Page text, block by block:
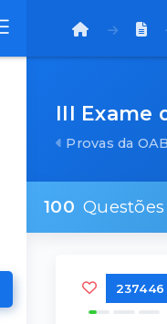
III Exame
Provas da OAB
100 Questões
237446